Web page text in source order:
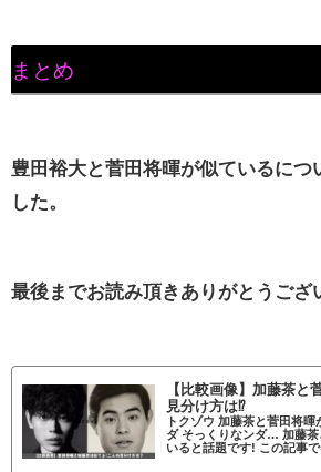
まとめ
豊田裕大と菅田将暉が似ているにつ
した。
最後までお読み頂きありがとうござ
【比較画像】加藤茶と
見分け方は⁉
トクゾウ 加藤茶と菅田将
ダ そっくりなンダ… 加藤
いると話題です! この記事